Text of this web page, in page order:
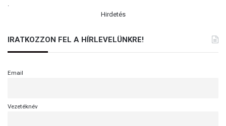
Hirdetés
IRATKOZZON FEL A HÍRLEVELÜNKRE!
Email
Vezetéknév